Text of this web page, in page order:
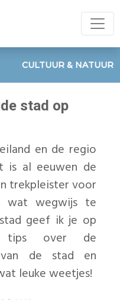
CULTUUR & NATUUR
stad op
en de regio
is al eeuwen de
trekpleister voor
wat wegwijs te
geef ik je op
tips over de
van de stad en
leuke weetjes!